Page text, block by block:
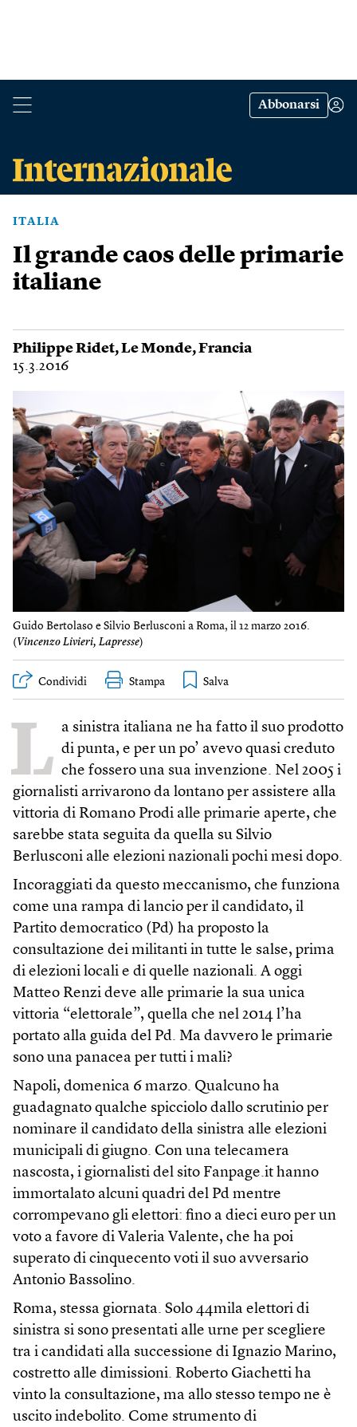
Abbonarsi
ITALIA
Il grande caos delle primarie
italiane
Philippe Ridet,Le Monde,Francia
15.3.2016
Guido Bertolaso e Silvio Berlusconi a Roma, il 12 marzo 2016.
( Vincenzo Livieri, Lapresse)
Condividi Stampa
L a sinistra italiana ne ha fatto il suo prodotto
di punta, e per un po’ avevo quasi creduto
che fossero una sua invenzione. Nel 2005 i
giornalisti arrivarono da lontano per assistere alla
vittoria di Romano Prodi alle primarie aperte, che
sarebbe stata seguita da quella su Silvio
Berlusconi alle elezioni nazionali pochi mesi dopo.
Incoraggiati da questo meccanismo, che funziona
come una rampa di lancio per il candidato, il
Partito democratico (Pd) ha proposto la
consultazione dei militanti in tutte le salse, prima
di elezioni locali e di quelle nazionali. A oggi
Matteo Renzi deve alle primarie la sua unica
vittoria “elettorale”, quella che nel 2014 l’ha
portato alla guida del Pd. Ma davvero le primarie
sono una panacea per tutti i mali?
Napoli, domenica 6 marzo. Qualcuno ha
guadagnato qualche spicciolo dallo scrutinio per
nominare il candidato della sinistra alle elezioni
municipali di giugno. Con una telecamera
nascosta, i giornalisti del sito Fanpage.it hanno
immortalato alcuni quadri del Pd mentre
corrompevano gli elettori: fino a dieci euro per un
voto a favore di Valeria Valente, che ha poi
superato di cinquecento voti il suo avversario
Antonio Bassolino.
Roma, stessa giornata. Solo 44mila elettori di
sinistra si sono presentati alle urne per scegliere
tra i candidati alla successione di Ignazio Marino,
costretto alle dimissioni. Roberto Giachetti ha
vinto la consultazione, ma allo stesso tempo ne è
uscito indebolito. Come strumento di